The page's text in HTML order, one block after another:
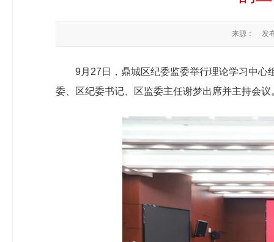
来源： 发
9月27日，鼎城区纪委监委举行理论学习中
委、区纪委书记、区监委主任谢梦出席并主持会议